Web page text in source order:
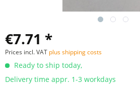
€7.71 *
Prices incl. VAT plus shipping costs
Ready to ship today,
Delivery time appr. 1-3 workdays